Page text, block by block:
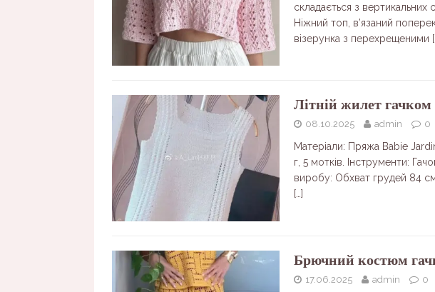
складається з
Ніжний топ, в’язаний
візерунка з перехрещеними
Літній жилет гачком
08.10.2025 admin 0
Матеріали: Пряжа Babie
г, 5 мотків. Інструменти:
виробу: Обхват грудей 84
[…]
Брючний костюм
17.06.2025 admin 0